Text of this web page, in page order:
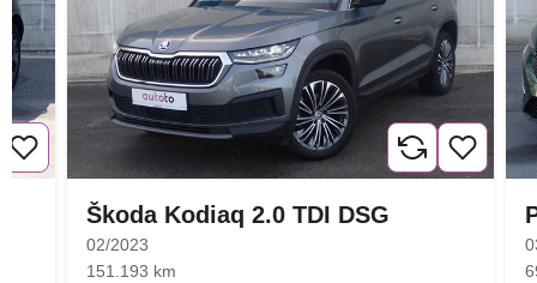
Škoda Kodiaq 2.0 TDI DSG
02/2023
151.193 km